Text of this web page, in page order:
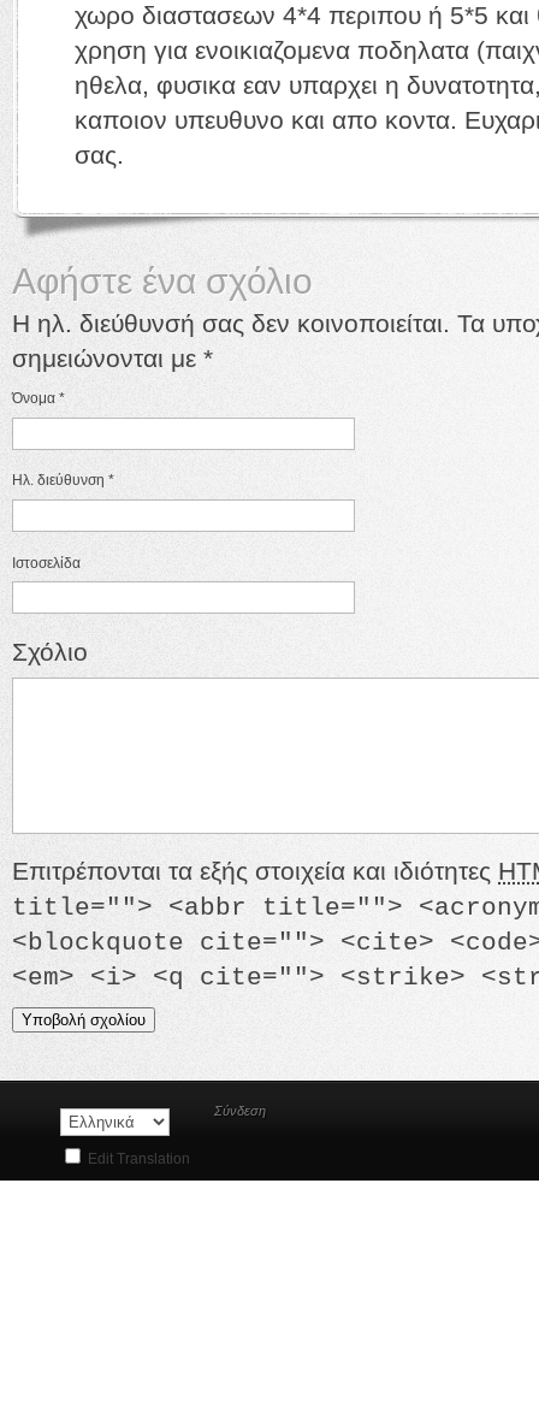
χωρο διαστασεων 4*4 περιπου ή 5*5
χρηση για ενοικιαζομενα ποδηλατα
ηθελα, φυσικα εαν υπαρχει η
καποιον υπευθυνο και απο κοντα.
σας.
Αφήστε ένα σχόλιο
Η ηλ. διεύθυνσή σας δεν κοινοποιείται. Τα
σημειώνονται με *
Όνομα *
Ηλ. διεύθυνση *
Ιστοσελίδα
Σχόλιο
Επιτρέπονται τα εξής στοιχεία και ιδιότητες
title=""> <abbr title="">
<blockquote cite=""> <cite>
<em> <i> <q cite=""> <strike>
Edit Translation
Σύνδεση